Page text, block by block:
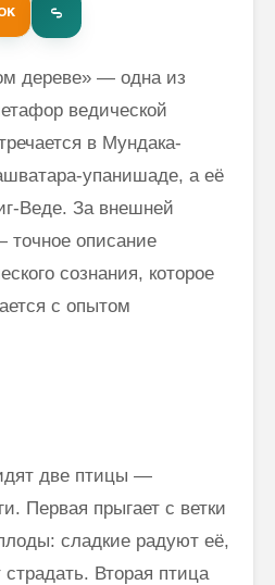
дереве» — одна из
ведической
в Мундака-
упанишаде, а её
Веде. За внешней
точное описание
сознания, которое
с опытом
две птицы —
Первая прыгает с ветки
сладкие радуют её,
страдать. Вторая птица
и
Почему
Дэв)
законом